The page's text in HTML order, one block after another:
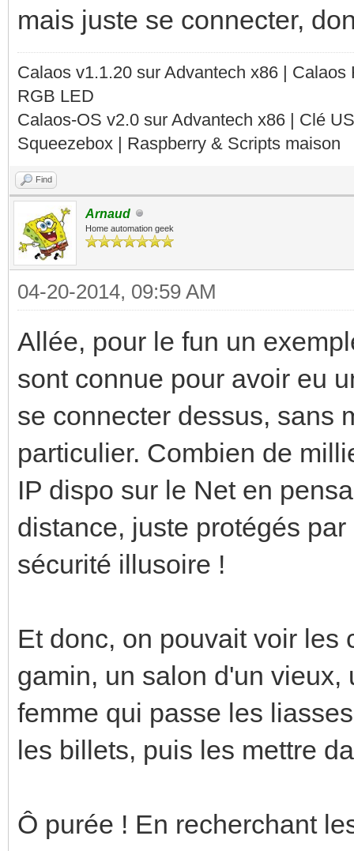
mais juste se connecter,
Calaos v1.1.20 sur Advantech x86 |
RGB LED
Calaos-OS v2.0 sur Advantech x86 | Clé
Squeezebox | Raspberry & Scripts maison
Find
Arnaud
Home automation geek
04-20-2014, 09:59 AM
Allée, pour le fun un
sont connue pour avoir eu
se connecter dessus, sans
particulier. Combien de
IP dispo sur le Net en
distance, juste protégés
sécurité illusoire !
Et donc, on pouvait voir les
gamin, un salon d'un
femme qui passe les
les billets, puis les mettre
Ô purée ! En recherchant